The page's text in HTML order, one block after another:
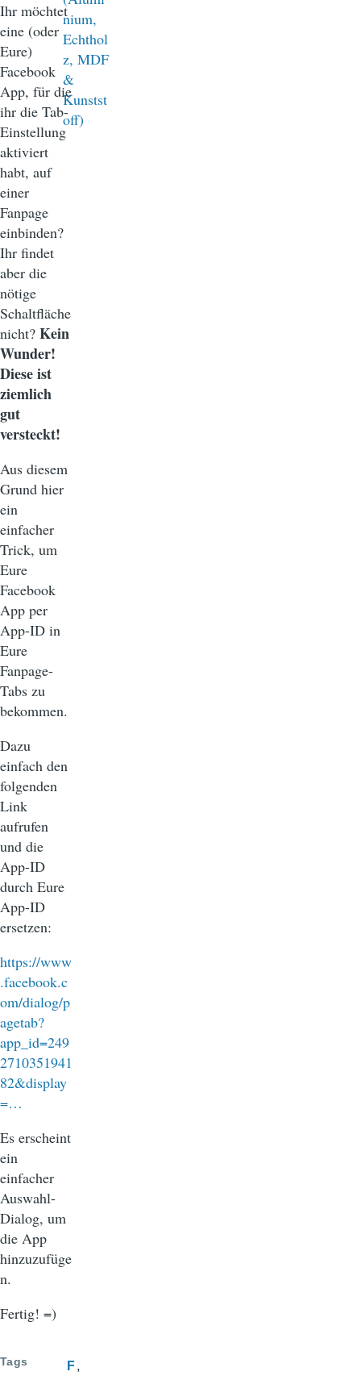
Ihr möchtet
eine (oder
Eure)
Facebook
App, für die
ihr die Tab-
Einstellung
aktiviert
habt, auf
einer
Fanpage
einbinden?
Ihr findet
aber die
nötige
Schaltfläche
nicht? Kein
Wunder!
Diese ist
ziemlich
gut
versteckt!
Aus diesem
Grund hier
ein
einfacher
Trick, um
Eure
Facebook
App per
App-ID in
Eure
Fanpage-
Tabs zu
bekommen.
Dazu
einfach den
folgenden
Link
aufrufen
und die
App-ID
durch Eure
App-ID
ersetzen:
https://www
.facebook.c
om/dialog/p
agetab?
app_id=249
2710351941
82&display
=…
Es erscheint
ein
einfacher
Auswahl-
Dialog, um
die App
hinzuzufüge
n.
Fertig! =)
Tags
F